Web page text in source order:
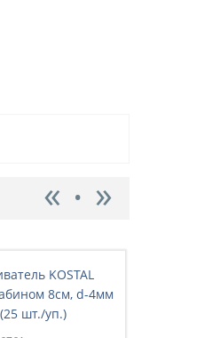
KOSTAL
8см, d-4мм
шт./уп.)